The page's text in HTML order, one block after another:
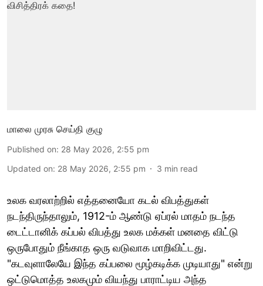
மாலை முரசு செய்தி குழு
Published on: 28 May 2026, 2:55 pm
Updated on: 28 May 2026, 2:55 pm 3 min read
உலக வரலாற்றில் எத்தனையோ கடல் விபத்துகள்
நடந்திருந்தாலும், 1912-ம் ஆண்டு ஏப்ரல் மாதம் நடந்த
டைட்டானிக் கப்பல் விபத்து உலக மக்கள் மனதை விட்டு
ஒருபோதும் நீங்காத ஒரு வடுவாக மாறிவிட்டது.
"கடவுளாலேயே இந்த கப்பலை மூழ்கடிக்க முடியாது" என்று
ஒட்டுமொத்த உலகமும் வியந்து பாராட்டிய அந்த